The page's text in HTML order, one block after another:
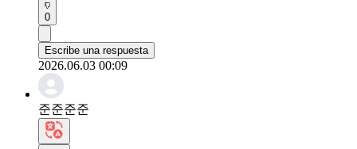
0
Escribe una respuesta
2026.06.03 00:09
준준준준